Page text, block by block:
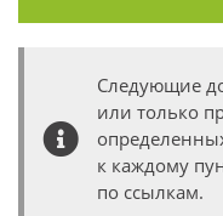
Следующие
или только
к каждому
по ссылкам.